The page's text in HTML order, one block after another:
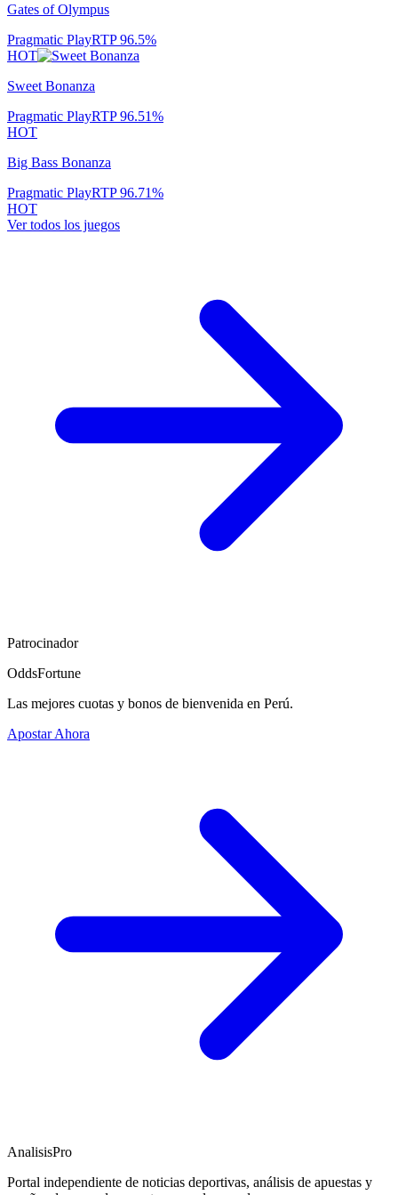
Gates of Olympus
Pragmatic PlayRTP96.5%
HOT
Sweet Bonanza
Pragmatic PlayRTP96.51%
HOT
Big Bass Bonanza
Pragmatic PlayRTP96.71%
HOT
Ver todos los juegos
Patrocinador
OddsFortune
Las mejores cuotas y bonos de bienvenida en Perú.
Apostar Ahora
AnalisisPro
Portal independiente de noticias deportivas, análisis de apuestas y